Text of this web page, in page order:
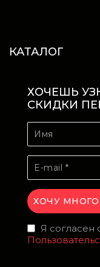
КАТАЛОГ
ХОЧЕШЬ
СКИДКИ
Я согласен